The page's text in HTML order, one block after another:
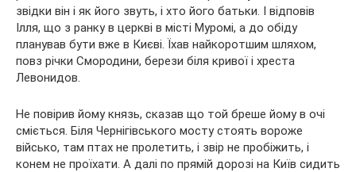
звідки він і як його звуть, і хто його батьки. І відповів
Ілля, що з ранку в церкві в місті Муромі, а до обіду
планував бути вже в Києві. Їхав найкоротшим шляхом,
повз річки Смородини, берези біля кривої і хреста
Левонидов.
Не повірив йому князь, сказав що той бреше йому в очі
сміється. Біля Чернігівського мосту стоять вороже
військо, там птах не пролетить, і звір не пробіжить, і
конем не проїхати. А далі по прямій дорозі на Київ сидить